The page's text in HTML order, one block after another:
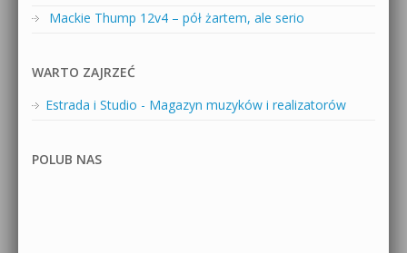
Mackie Thump 12v4 – pół żartem, ale serio
WARTO ZAJRZEĆ
Estrada i Studio - Magazyn muzyków i realizatorów
POLUB NAS